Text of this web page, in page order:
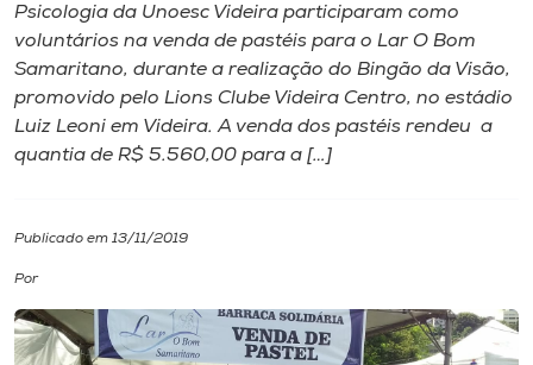
I.nova
Diplomados
Biblioteca
Psicologia da Unoesc Videira participaram como
voluntários na venda de pastéis para o Lar O Bom
Samaritano, durante a realização do Bingão da Visão,
promovido pelo Lions Clube Videira Centro, no estádio
Luiz Leoni em Videira. A venda dos pastéis rendeu a
quantia de R$ 5.560,00 para a […]
Publicado em 13/11/2019
Por